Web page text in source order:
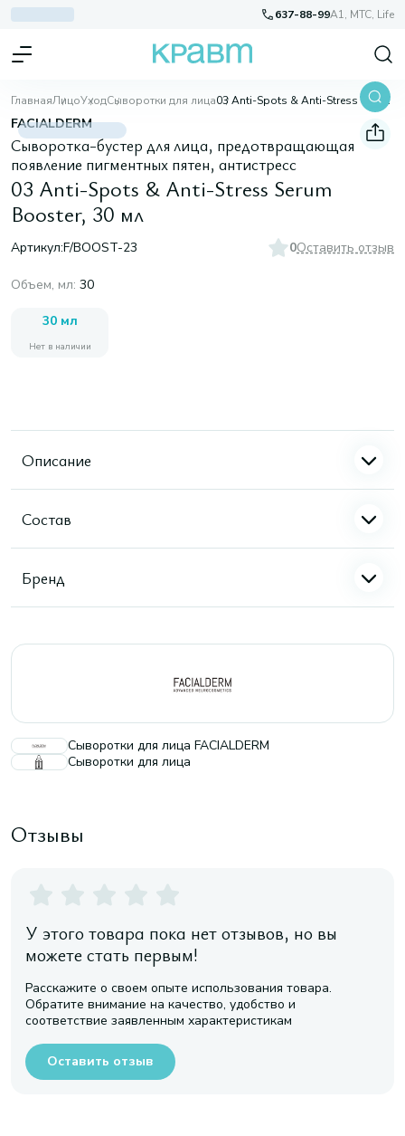
637-88-99A1, МТС, Life
ГлавнаяЛицоУходСыворотки для лица 03 Anti-Spots & Anti-Stress Serum Booster, 30 мл
FACIALDERM
Сыворотка-бустер для лица, предотвращающая
появление пигментных пятен, антистресс
03 Anti-Spots & Anti-Stress Serum
Booster, 30 мл
Артикул:F/BOOST-23 0Оставить отзыв
Объем, мл: 30
30 мл
Нет в наличии
Описание
Состав
Бренд
Сыворотки для лица FACIALDERM
Сыворотки для лица
Отзывы
У этого товара пока нет отзывов, но вы
можете стать первым!
Расскажите о своем опыте использования товара.
Обратите внимание на качество, удобство и
соответствие заявленным характеристикам
Оставить отзыв